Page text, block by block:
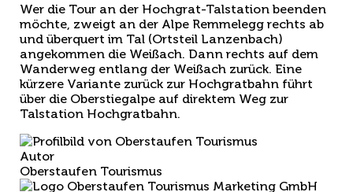
Wer die Tour an der Hochgrat-Talstation beenden
möchte, zweigt an der Alpe Remmelegg rechts ab
und überquert im Tal (Ortsteil Lanzenbach)
angekommen die Weißach. Dann rechts auf dem
Wanderweg entlang der Weißach zurück. Eine
kürzere Variante zurück zur Hochgratbahn führt
über die Oberstiegalpe auf direktem Weg zur
Talstation Hochgratbahn.
Autor
Oberstaufen Tourismus